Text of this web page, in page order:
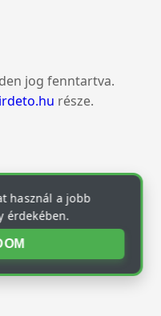
jog fenntartva.
része.
használ a jobb
érdekében.